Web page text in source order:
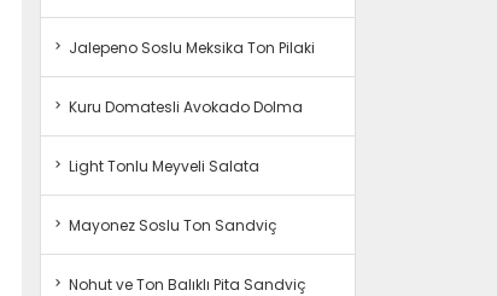
Jalepeno Soslu Meksika Ton Pilaki
Kuru Domatesli Avokado Dolma
Light Tonlu Meyveli Salata
Mayonez Soslu Ton Sandviç
Nohut ve Ton Balıklı Pita Sandviç